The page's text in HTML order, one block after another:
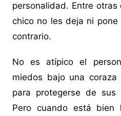
personalidad. Entre
chico no les deja ni
contrario.
No es atípico el
miedos bajo una
para protegerse de sus
Pero cuando está bien